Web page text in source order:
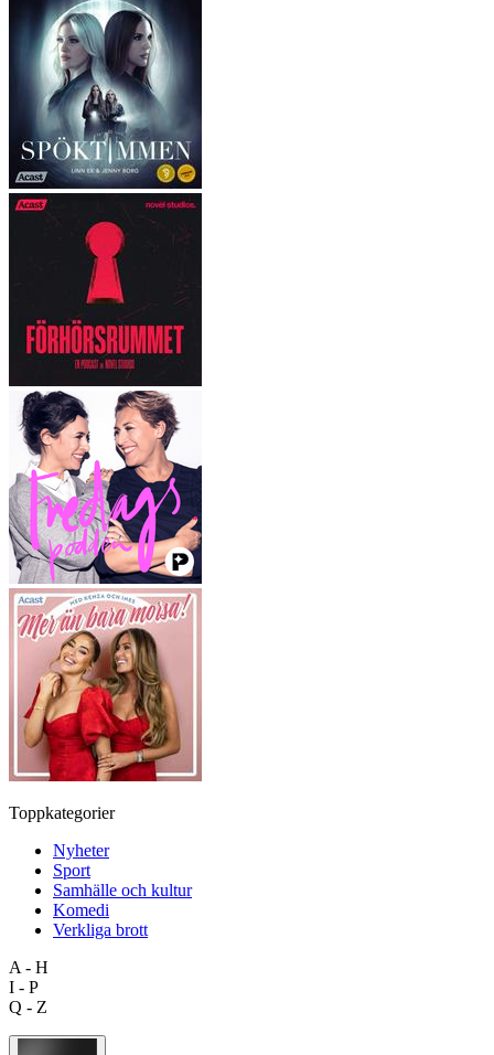
Toppkategorier
Nyheter
Sport
Samhälle och kultur
Komedi
Verkliga brott
A - H
I - P
Q - Z